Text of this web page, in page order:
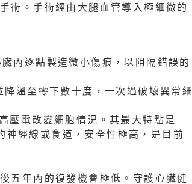
術。手術經由大腿血管導入極細微的
內逐點製造微小傷痕，以阻隔錯誤的
降溫至零下數十度，一次過破壞異常細
壓電改變細胞情況。其最大特點是
神經線或食道，安全性極高，是目前
五年內的復發機會極低。守護心臟健